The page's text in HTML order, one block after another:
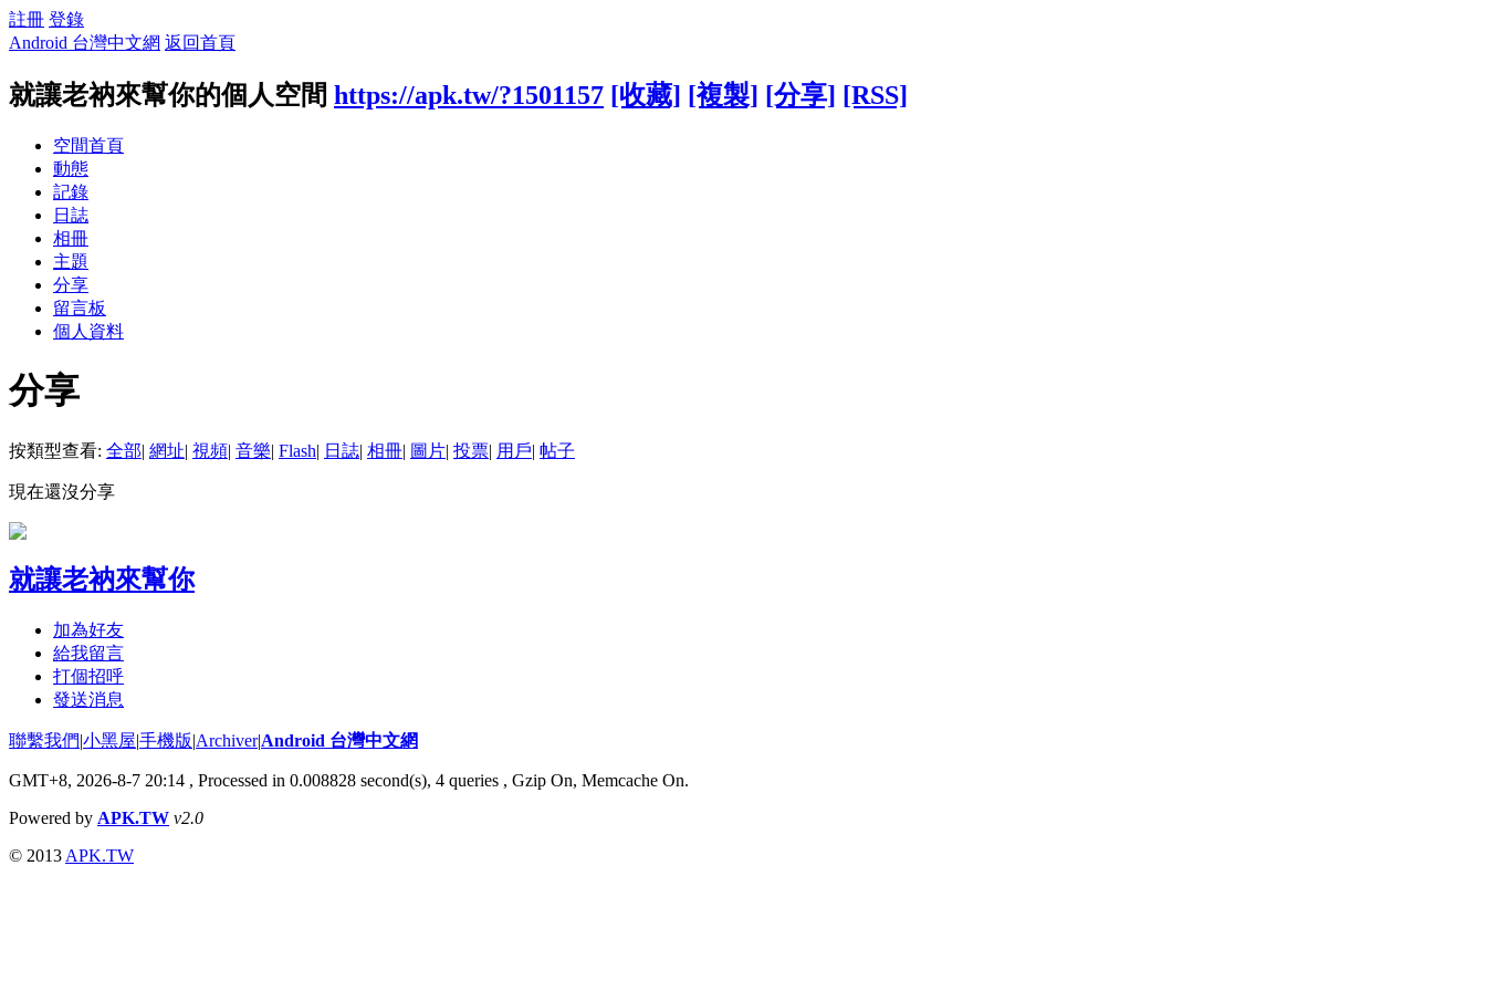
註冊 登錄
Android 台灣中文網 返回首頁
就讓老衲來幫你的個人空間 https://apk.tw/?1501157 [收藏] [複製] [分享] [RSS]
空間首頁
動態
記錄
日誌
相冊
主題
分享
留言板
個人資料
分享
按類型查看: 全部| 網址| 視頻| 音樂| Flash| 日誌| 相冊| 圖片| 投票| 用戶| 帖子
現在還沒分享
就讓老衲來幫你
加為好友
給我留言
打個招呼
發送消息
聯繫我們|小黑屋|手機版|Archiver|Android 台灣中文網
GMT+8, 2026-8-7 20:14 , Processed in 0.008828 second(s), 4 queries , Gzip On, Memcache On.
Powered by APK.TW v2.0
© 2013 APK.TW